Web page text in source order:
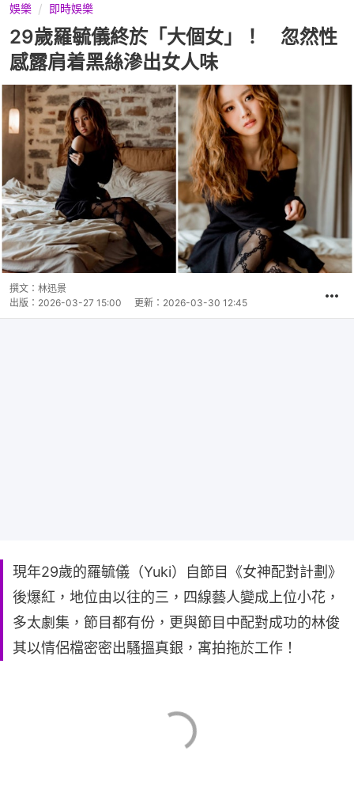
娛樂 即時娛樂
29歲羅毓儀終於「大個女」！ 忽然性
感露肩着黑絲滲出女人味
撰文： 林迅景
出版： 2026-03-27 15:00 更新： 2026-03-30 12:45
現年29歲的羅毓儀（Yuki）自節目《女神配對計劃》
後爆紅，地位由以往的三，四線藝人變成上位小花，
多太劇集，節目都有份，更與節目中配對成功的林俊
其以情侶檔密密出騷搵真銀，寓拍拖於工作！